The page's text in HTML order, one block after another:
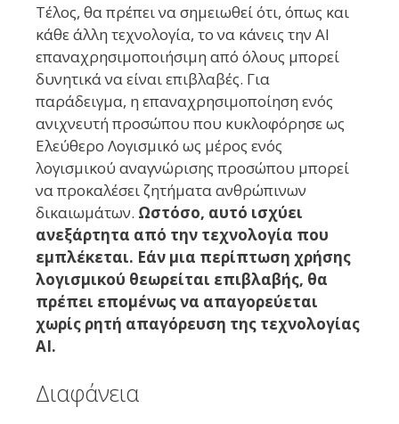
Τέλος, θα πρέπει να σημειωθεί ότι, όπως και
κάθε άλλη τεχνολογία, το να κάνεις την AI
επαναχρησιμοποιήσιμη από όλους μπορεί
δυνητικά να είναι επιβλαβές. Για
παράδειγμα, η επαναχρησιμοποίηση ενός
ανιχνευτή προσώπου που κυκλοφόρησε ως
Ελεύθερο Λογισμικό ως μέρος ενός
λογισμικού αναγνώρισης προσώπου μπορεί
να προκαλέσει ζητήματα ανθρώπινων
δικαιωμάτων. Ωστόσο, αυτό ισχύει
ανεξάρτητα από την τεχνολογία που
εμπλέκεται. Εάν μια περίπτωση χρήσης
λογισμικού θεωρείται επιβλαβής, θα
πρέπει επομένως να απαγορεύεται
χωρίς ρητή απαγόρευση της τεχνολογίας
AI.
Διαφάνεια